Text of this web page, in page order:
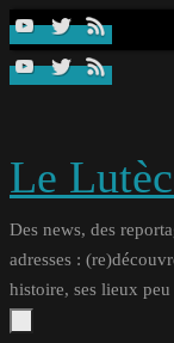
Passer
contenu
Le
Des news, des
adresses :
histoire, ses lieux